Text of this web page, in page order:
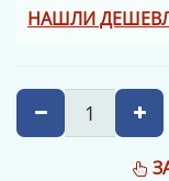
НАШЛИ